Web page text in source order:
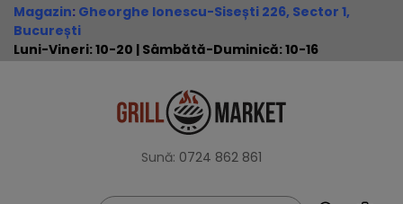
Magazin: Gheorghe Ionescu-Sisești 226, Sector 1,
București
Luni-Vineri: 10-20 | Sâmbătă-Duminică: 10-16
Sună: 0724 862 861